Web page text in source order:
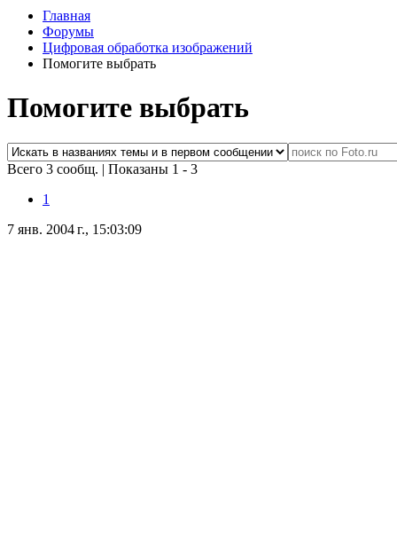
Главная
Форумы
Цифровая обработка изображений
Помогите выбрать
Помогите выбрать
Всего 3 сообщ. | Показаны 1 - 3
1
7 янв. 2004 г., 15:03:09